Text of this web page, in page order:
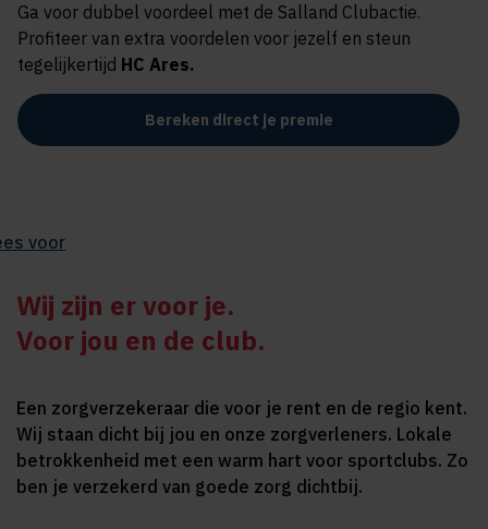
Ga voor dubbel voordeel met de Salland Clubactie.
Profiteer van extra voordelen voor jezelf en steun
tegelijkertijd HC Ares.
Bereken direct je premie
voor
Wij zijn er voor je.
Voor jou en de club.
Een zorgverzekeraar die voor je rent en de regio kent.
Wij staan dicht bij jou en onze zorgverleners. Lokale
betrokkenheid met een warm hart voor sportclubs. Zo
ben je verzekerd van goede zorg dichtbij.